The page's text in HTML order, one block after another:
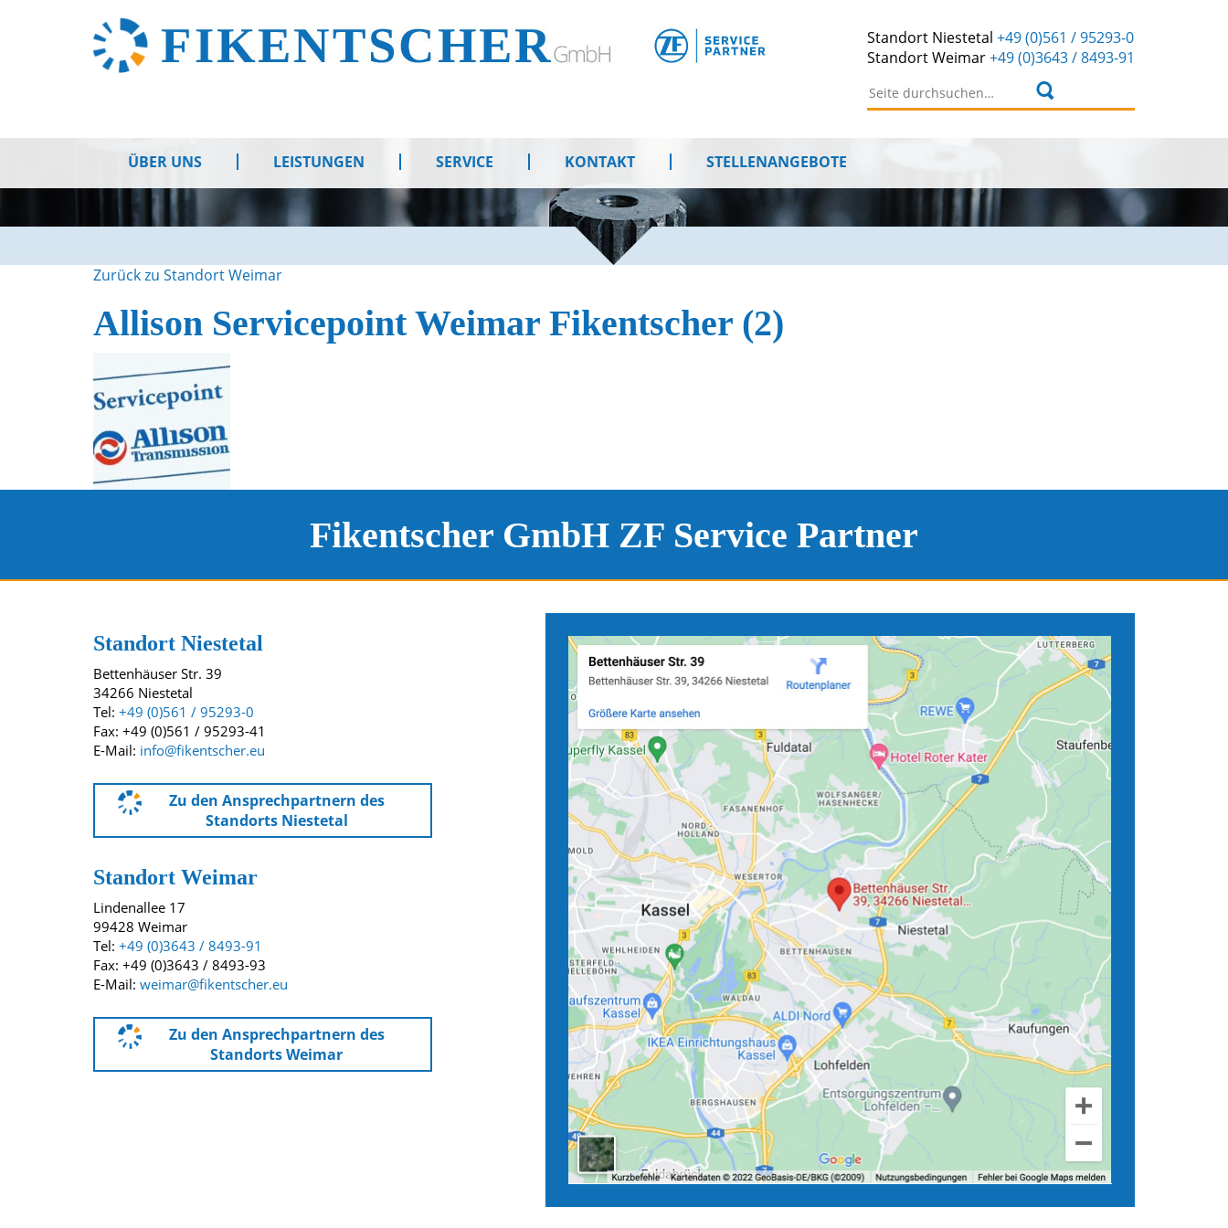
Standort Niestetal +49 (0)561 / 95293-0
StandortWeimar+49 (0)3643 / 8493-91
Suchen nach:
ÜBER UNS LEISTUNGEN SERVICE KONTAKT STELLENANGEBOTE
Zurück zu Standort Weimar
Allison Servicepoint Weimar Fikentscher (2)
Fikentscher GmbH ZF Service Partner
Standort Niestetal
Bettenhäuser Str. 39
34266 Niestetal
Tel: +49 (0)561 / 95293-0
Fax: +49 (0)561 / 95293-41
E-Mail: info@fikentscher.eu
Zu den Ansprechpartnern des
Standorts Niestetal
Standort Weimar
Lindenallee 17
99428 Weimar
Tel: +49 (0)3643 / 8493-91
Fax: +49 (0)3643 / 8493-93
E-Mail: weimar@fikentscher.eu
Zu den Ansprechpartnern des
Standorts Weimar